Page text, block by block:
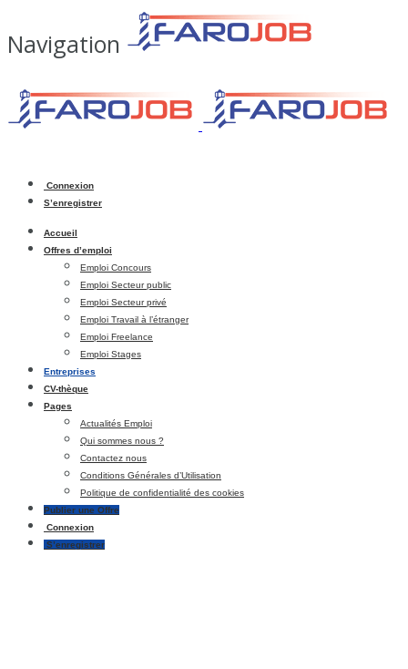
Navigation
Connexion
S’enregistrer
Accueil
Offres d’emploi
Emploi Concours
Emploi Secteur public
Emploi Secteur privé
Emploi Travail à l’étranger
Emploi Freelance
Emploi Stages
Entreprises
CV-thèque
Pages
Actualités Emploi
Qui sommes nous ?
Contactez nous
Conditions Générales d’Utilisation
Politique de confidentialité des cookies
Publier une Offre
Connexion
S’enregistrer